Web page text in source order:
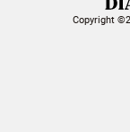
Copyright